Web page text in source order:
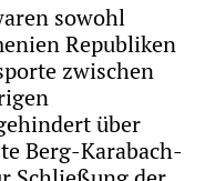
sowohl
Republiken
zwischen
über
Berg-Karabach-